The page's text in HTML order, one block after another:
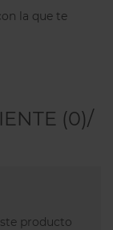
la que te
(0)/
producto